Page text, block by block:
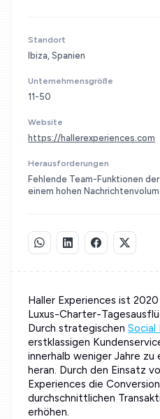
Standort
Ibiza, Spanien
Unternehmensgröße
11-50
Website
https://hallerexperiences.com
Herausforderungen
Fehlende Team-Funktionen
einem hohen
Haller Experiences ist
Luxus-Charter-
Durch strategischen Social
erstklassigen
innerhalb weniger Jahre zu
heran. Durch den Einsatz
Experiences die
durchschnittlichen
erhöhen.